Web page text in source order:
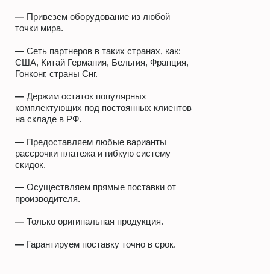
— Привезем оборудование из любой
точки мира.
—Сеть партнеров в таких странах, как:
США, Китай Германия, Бельгия, Франция,
Гонконг, страны Снг.
—Держим остаток популярных
комплектующих под постоянных клиентов
на складе в РФ.
—Предоставляем любые варианты
рассрочки платежа и гибкую систему
скидок.
—Осуществляем прямые поставки от
производителя.
—Только оригинальная продукция.
—Гарантируем поставку точно в срок.